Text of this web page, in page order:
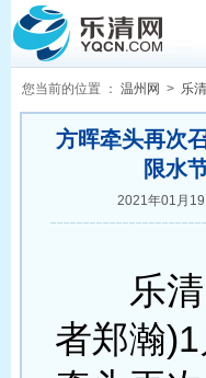
您当前的位置 ： 温州网 > 乐
方晖牵头再次
限水
2021年01月
乐清
者郑瀚